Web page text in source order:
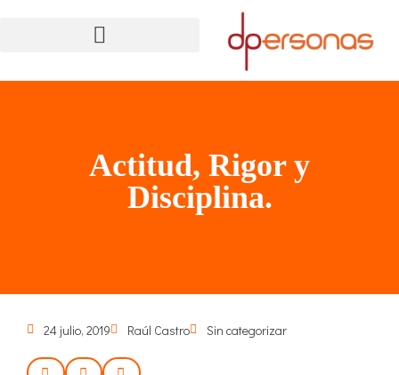
Actitud, Rigor y
Disciplina.
24 julio, 2019 Raúl Castro Sin categorizar